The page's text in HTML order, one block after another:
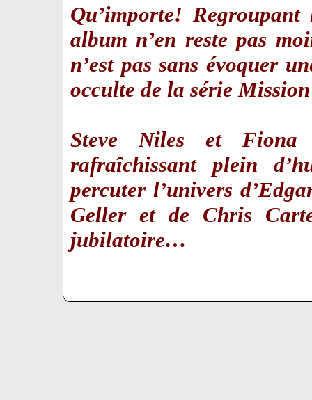
Qu’importe!
album n’en reste pas
n’est pas sans évoquer
occulte de la série
Steve Niles et Fiona
rafraîchissant plein
percuter l’univers
Geller et de Chris
jubilatoire…